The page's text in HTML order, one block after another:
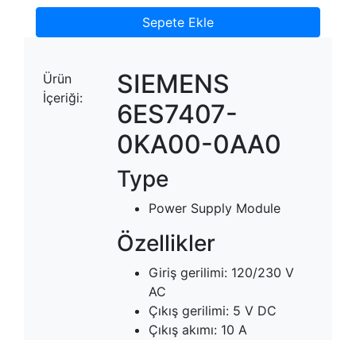
Sepete Ekle
Ürün
İçeriği:
SIEMENS
6ES7407-
0KA00-0AA0
Type
Power Supply Module
Özellikler
Giriş gerilimi: 120/230 V
AC
Çıkış gerilimi: 5 V DC
Çıkış akımı: 10 A